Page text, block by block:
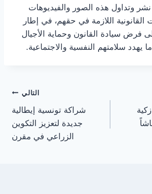
وتداول هذه الصور والفيديوهات
القانونية اللازمة في حقهم، في إطار
فرض سيادة القانون وحماية الأجيال
يهدد سلامتهم النفسية والاجتماعية.
التالي
شراكة تونسية إيطالية
جديدة لتعزيز التكوين
الزراعي في مقرن